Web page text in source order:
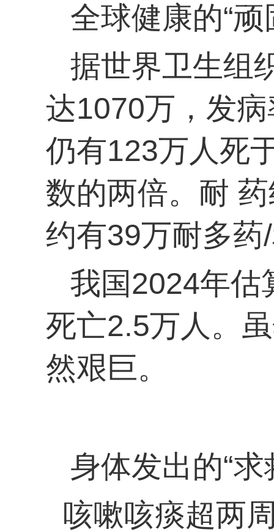
全球健康的“顽
据世界卫生组
达1070万，发
仍有123万人死
数的两倍。耐
约有39万耐多
我国2024年估
死亡2.5万人。
然艰巨。
身体发出的“求
咳嗽咳痰超两